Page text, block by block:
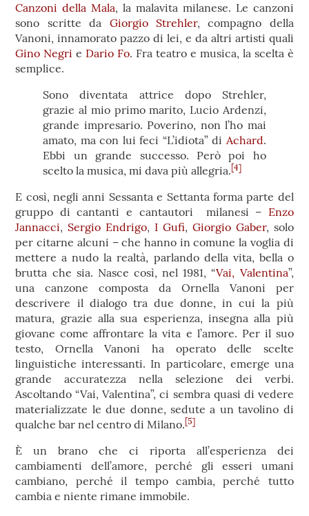
Canzoni della Mala, la malavita milanese. Le canzoni
sono scritte da Giorgio Strehler, compagno della
Vanoni, innamorato pazzo di lei, e da altri artisti quali
Gino Negri e Dario Fo. Fra teatro e musica, la scelta è
semplice.
Sono diventata attrice dopo Strehler,
grazie al mio primo marito, Lucio Ardenzi,
grande impresario. Poverino, non l’ho mai
amato, ma con lui feci “L’idiota” di Achard.
Ebbi un grande successo. Però poi ho
scelto la musica, mi dava più allegria.[4]
E così, negli anni Sessanta e Settanta forma parte del
gruppo di cantanti e cantautori milanesi – Enzo
Jannacci, Sergio Endrigo, I Gufi, Giorgio Gaber, solo
per citarne alcuni – che hanno in comune la voglia di
mettere a nudo la realtà, parlando della vita, bella o
brutta che sia. Nasce così, nel 1981, “Vai, Valentina”,
una canzone composta da Ornella Vanoni per
descrivere il dialogo tra due donne, in cui la più
matura, grazie alla sua esperienza, insegna alla più
giovane come affrontare la vita e l’amore. Per il suo
testo, Ornella Vanoni ha operato delle scelte
linguistiche interessanti. In particolare, emerge una
grande accuratezza nella selezione dei verbi.
Ascoltando “Vai, Valentina”, ci sembra quasi di vedere
materializzate le due donne, sedute a un tavolino di
qualche bar nel centro di Milano.[5]
È un brano che ci riporta all’esperienza dei
cambiamenti dell’amore, perché gli esseri umani
cambiano, perché il tempo cambia, perché tutto
cambia e niente rimane immobile.